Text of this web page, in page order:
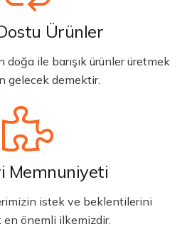
Ürünler
doğa ile barışık ürünler üretmek
gelecek demektir.
Memnuniyeti
istek ve beklentilerini
en önemli ilkemizdir.